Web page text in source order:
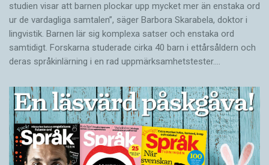
studien visar att barnen plockar upp mycket mer än enstaka ord
ur de vardagliga samtalen”, säger Barbora Skarabela, doktor i
lingvistik. Barnen lär sig komplexa satser och enstaka ord
samtidigt. Forskarna studerade cirka 40 barn i ettårsåldern och
deras språkinlärning i en rad uppmärksamhetstester.…